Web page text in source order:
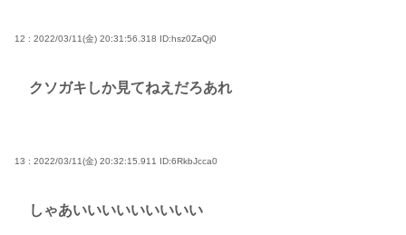
12 : 2022/03/11(金) 20:31:56.318 ID:hsz0ZaQj0
クソガキしか見てねえだろあれ
13 : 2022/03/11(金) 20:32:15.911 ID:6RkbJcca0
しゃあいいいいいいいいい